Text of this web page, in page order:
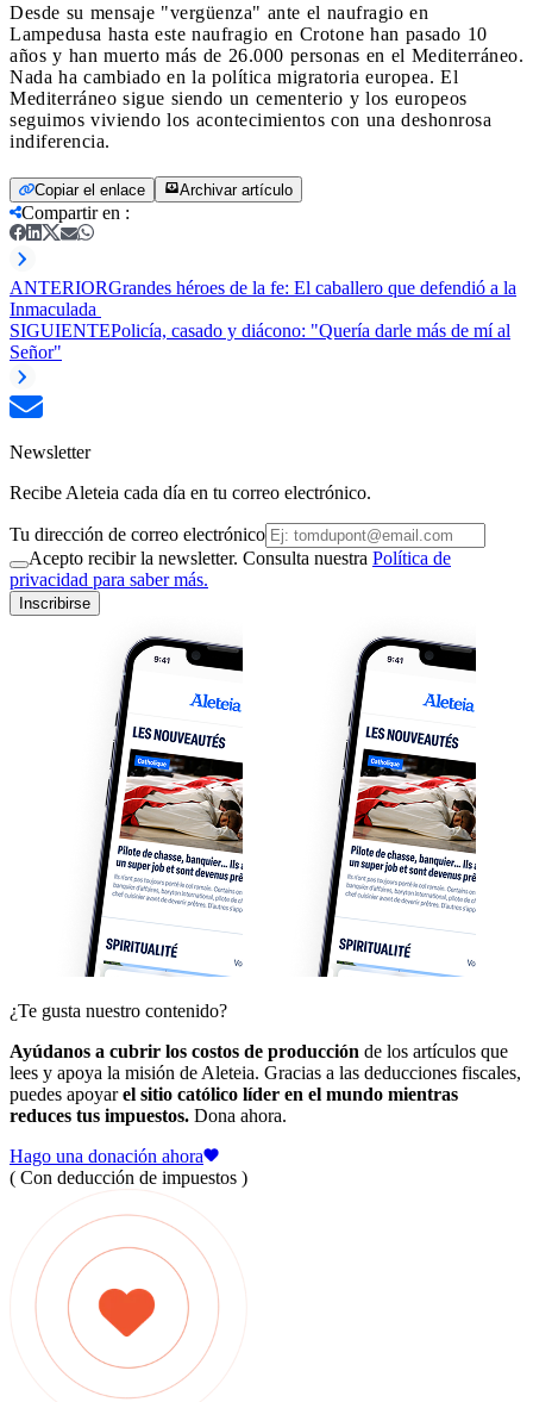
Desde su mensaje "vergüenza" ante el naufragio en
Lampedusa hasta este naufragio en Crotone han pasado 10
años y han muerto más de 26.000 personas en el Mediterráneo.
Nada ha cambiado en la política migratoria europea. El
Mediterráneo sigue siendo un cementerio y los europeos
seguimos viviendo los acontecimientos con una deshonrosa
indiferencia.
Copiar el enlace Archivar artículo
Compartir en :
ANTERIORGrandes héroes de la fe: El caballero que defendió a la
Inmaculada
SIGUIENTEPolicía, casado y diácono: "Quería darle más de mí al
Señor"
Newsletter
Recibe Aleteia cada día en tu correo electrónico.
Tu dirección de correo electrónico
Acepto recibir la newsletter. Consulta nuestra Política de
privacidad para saber más.
Inscribirse
¿Te gusta nuestro contenido?
Ayúdanos a cubrir los costos de producción de los artículos que
lees y apoya la misión de Aleteia. Gracias a las deducciones fiscales,
puedes apoyarel sitio católico líder en el mundo mientras
reduces tus impuestos. Dona ahora.
Hago una donación ahora
( Con deducción de impuestos )